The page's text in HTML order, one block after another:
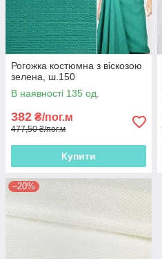
Рогожка костюмна з віскозою
зелена, ш.150
В наявності 135 од.
382 ₴/пог.м
477,50 ₴/пог.м
Купити
–20%